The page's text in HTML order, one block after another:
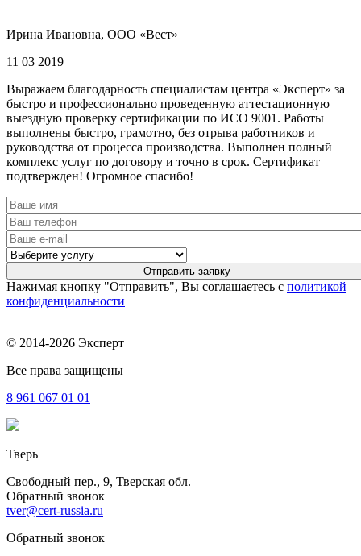
Ирина Ивановна, ООО «Вест»
11 03 2019
Выражаем благодарность специалистам центра «Эксперт» за
быстро и профессионально проведенную аттестационную
выездную проверку сертификации по ИСО 9001. Работы
выполнены быстро, грамотно, без отрыва работников и
руководства от процесса производства. Выполнен полный
комплекс услуг по договору и точно в срок. Сертификат
подтвержден! Огромное спасибо!
Нажимая кнопку "Отправить", Вы соглашаетесь с политикой
конфиденциальности
© 2014-2026 Эксперт
Все права защищены
8 961 067 01 01
Тверь
Свободный пер., 9, Тверская обл.
Обратный звонок
tver@cert-russia.ru
Обратный звонок